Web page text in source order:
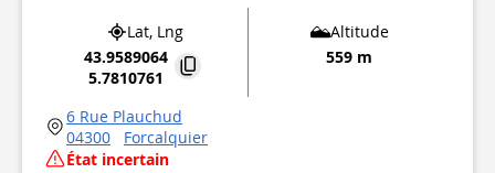
Lat, Lng
43.9589064
5.7810761
Altitude
559 m
6 Rue Plauchud
04300
Forcalquier
État incertain